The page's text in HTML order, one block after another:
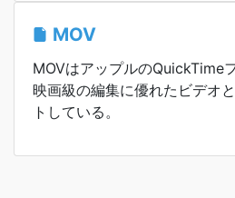
MOV
MOVはアップルのQuickTime
映画級の編集に優れたビデオ
トしている。